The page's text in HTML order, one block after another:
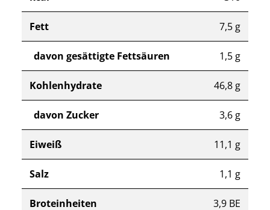
Fett 7,5 g
davon gesättigte Fettsäuren 1,5 g
Kohlenhydrate 46,8 g
davon Zucker 3,6 g
Eiweiß 11,1 g
Salz 1,1 g
Broteinheiten 3,9 BE